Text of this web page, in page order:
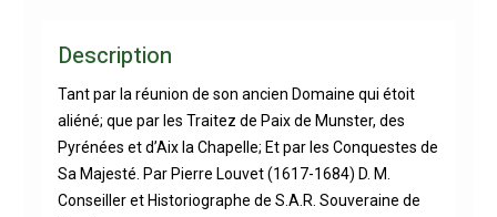
Description
Tant par la réunion de son ancien Domaine qui étoit
aliéné; que par les Traitez de Paix de Munster, des
Pyrénées et d’Aix la Chapelle; Et par les Conquestes de
Sa Majesté. Par Pierre Louvet (1617-1684) D. M.
Conseiller et Historiographe de S.A.R. Souveraine de